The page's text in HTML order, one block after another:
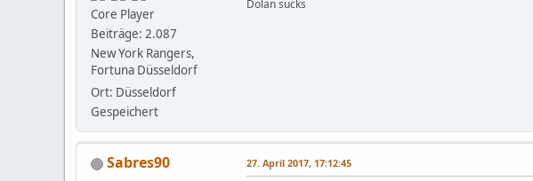
Core Player
Beiträge: 2.087
New York Rangers,
Fortuna Düsseldorf
Ort: Düsseldorf
Gespeichert
Dolan sucks
Sabres90 27. April 2017, 17:12:45